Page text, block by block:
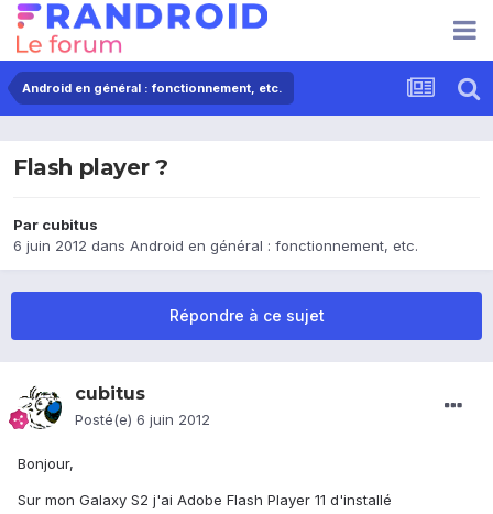
Android en général : fonctionnement, etc.
Flash player ?
Par cubitus
6 juin 2012 dans Android en général : fonctionnement, etc.
Répondre à ce sujet
cubitus
Posté(e) 6 juin 2012
Bonjour,
Sur mon Galaxy S2 j'ai Adobe Flash Player 11 d'installé